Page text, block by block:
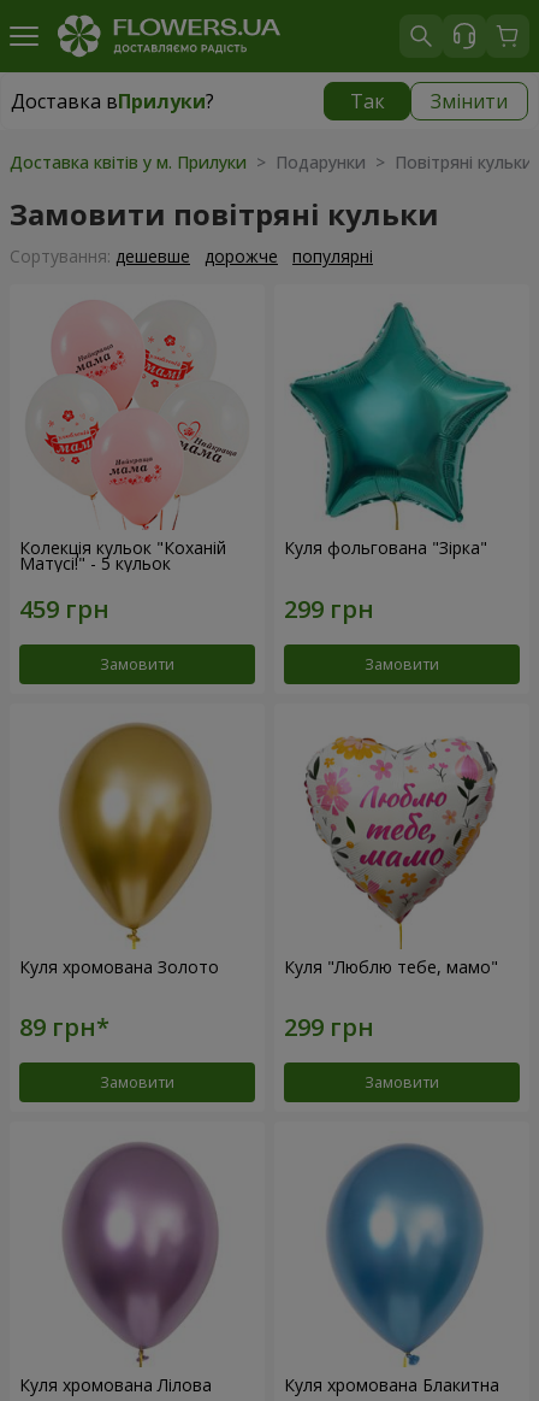
Доставка вПрилуки? Так Змінити
Доставка вПрилуки|
Доставка квітів у м. Прилуки > Подарунки > Повітряні кульки
Замовити повітряні кульки
Сортування: дешевше дорожче популярні
Колекція кульок "Коханій
Матусі!" - 5 кульок
Замовити
Куля фольгована "Зірка"
Замовити
Куля хромована Золото
Замовити
Куля "Люблю тебе, мамо"
Замовити
Куля хромована Лілова Куля хромована Блакитна